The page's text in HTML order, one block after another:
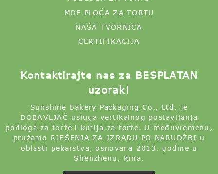
MDF PLOČA ZA TORTU
NAŠA TVORNICA
CERTIFIKACIJA
Kontaktirajte nas za BESPLATAN
uzorak!
Sunshine Bakery Packaging Co., Ltd. je
DOBAVLJAČ usluga vertikalnog postavljanja
podloga za torte i kutija za torte. U međuvremenu,
pružamo RJEŠENJA ZA IZRADU PO NARUDŽBI u
oblasti pekarstva, osnovana 2013. godine u
Shenzhenu, Kina.